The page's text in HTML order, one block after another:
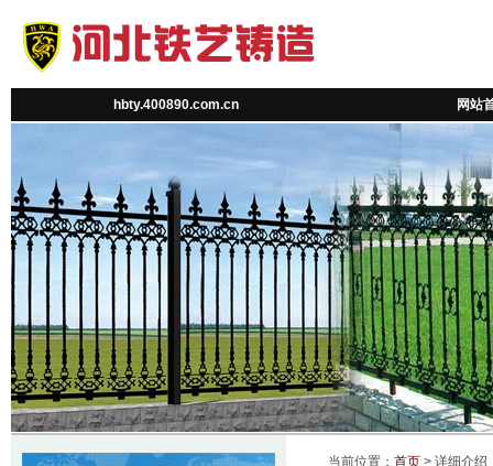
hbty.400890.com.cn 网站
当前位置： 首页 > 详细介绍